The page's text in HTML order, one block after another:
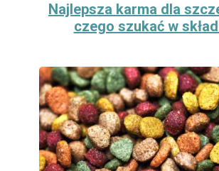
Najlepsza karma dla
czego szukać w